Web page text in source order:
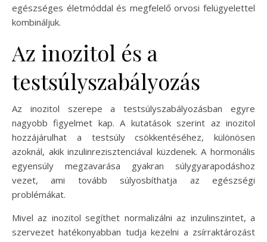
egészséges életmóddal és megfelelő orvosi felügyelettel
kombináljuk.
Az inozitol és a
testsúlyszabályozás
Az inozitol szerepe a testsúlyszabályozásban egyre
nagyobb figyelmet kap. A kutatások szerint az inozitol
hozzájárulhat a testsúly csökkentéséhez, különösen
azoknál, akik inzulinrezisztenciával küzdenek. A hormonális
egyensúly megzavarása gyakran súlygyarapodáshoz
vezet, ami tovább súlyosbíthatja az egészségi
problémákat.
Mivel az inozitol segíthet normalizálni az inzulinszintet, a
szervezet hatékonyabban tudja kezelni a zsírraktározást